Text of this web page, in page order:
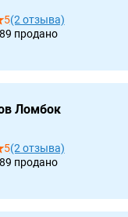
5(2 отзыва)
продано
Ломбок
5(2 отзыва)
продано